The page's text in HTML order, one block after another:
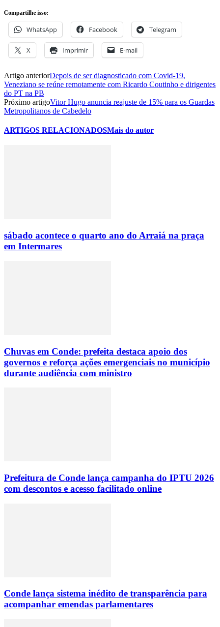
Compartilhe isso:
WhatsApp Facebook Telegram
X Imprimir E-mail
Artigo anteriorDepois de ser diagnosticado com Covid-19,
Veneziano se reúne remotamente com Ricardo Coutinho e dirigentes
do PT na PB
Próximo artigoVitor Hugo anuncia reajuste de 15% para os Guardas
Metropolitanos de Cabedelo
ARTIGOS RELACIONADOSMais do autor
sábado acontece o quarto ano do Arraiá na praça
em Intermares
Chuvas em Conde: prefeita destaca apoio dos
governos e reforça ações emergenciais no município
durante audiência com ministro
Prefeitura de Conde lança campanha do IPTU 2026
com descontos e acesso facilitado online
Conde lança sistema inédito de transparência para
acompanhar emendas parlamentares